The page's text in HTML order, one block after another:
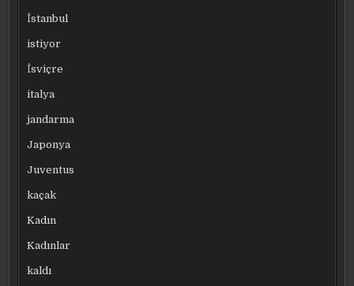
İstanbul
istiyor
İsviçre
italya
jandarma
Japonya
Juventus
kaçak
Kadın
Kadınlar
kaldı